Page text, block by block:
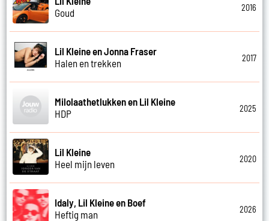
Goud
2016
Lil Kleine en Jonna Fraser
Halen en trekken
2017
Milolaathetlukken en Lil Kleine
HDP
2025
Lil Kleine
Heel mijn leven
2020
Idaly, Lil Kleine en Boef
Heftig man
2026